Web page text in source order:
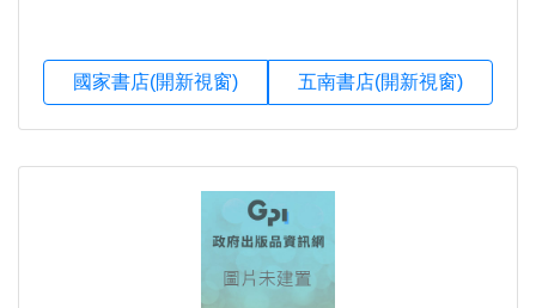
國家書店(開新視窗) 五南書店(開新視窗)